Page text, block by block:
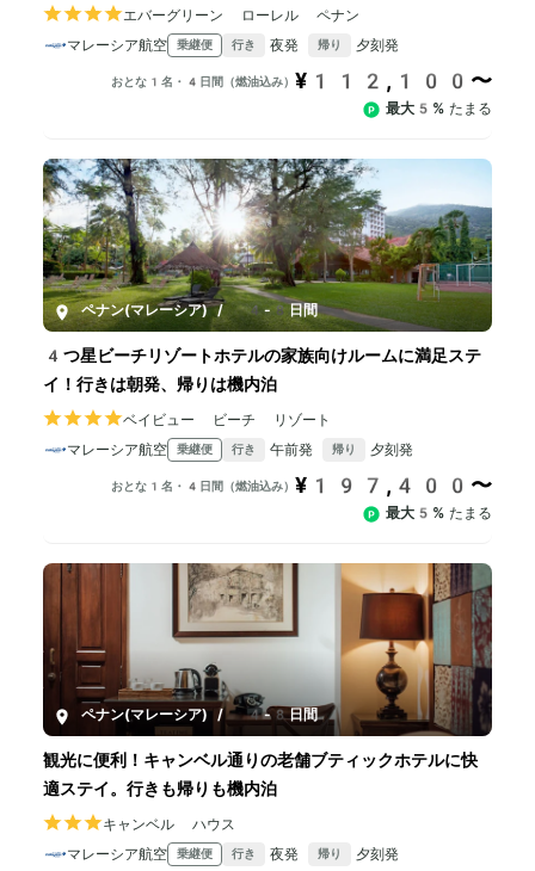
エバーグリーン ローレル ペナン
マレーシア航空
乗継便 行き 夜発 帰り 夕刻発
おとな1名・4日間（燃油込み） ¥112,100〜
最大5% たまる
ペナン(マレーシア) / 4-8日間
4つ星ビーチリゾートホテルの家族向けルームに満足ステ
イ！行きは朝発、帰りは機内泊
ベイビュー ビーチ リゾート
マレーシア航空
乗継便 行き 午前発 帰り 夕刻発
おとな1名・4日間（燃油込み） ¥197,400〜
最大5% たまる
ペナン(マレーシア) / 4-8日間
観光に便利！キャンベル通りの老舗ブティックホテルに快
適ステイ。行きも帰りも機内泊
キャンベル ハウス
マレーシア航空
乗継便 行き 夜発 帰り 夕刻発